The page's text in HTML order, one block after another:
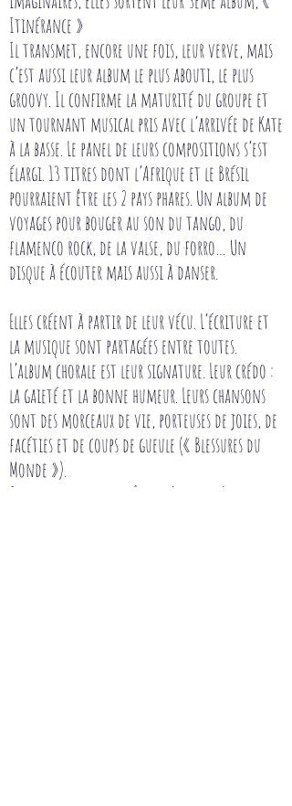
Itinérance »
Il transmet, encore une fois, leur verve, mais
c’est aussi leur album le plus abouti, le plus
groovy. Il confirme la maturité du groupe et
un tournant musical pris avec l’arrivée de Kate
à la basse. Le panel de leurs compositions s’est
élargi. 13 titres dont l’Afrique et le Brésil
pourraient être les 2 pays phares. Un album de
voyages pour bouger au son du tango, du
flamenco rock, de la valse, du forro… Un
disque à écouter mais aussi à danser.
Elles créent à partir de leur vécu. L’écriture et
la musique sont partagées entre toutes.
L’album chorale est leur signature. Leur crédo :
la gaieté et la bonne humeur. Leurs chansons
sont des morceaux de vie, porteuses de joies, de
facéties et de coups de gueule (« Blessures du
Monde »).
On y retrouve leur goût de l’errance («